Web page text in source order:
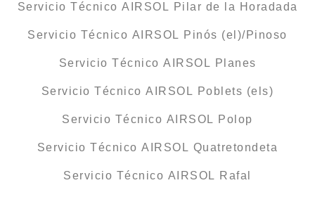
Servicio Técnico AIRSOL Pilar de la Horadada
Servicio Técnico AIRSOL Pinós (el)/Pinoso
Servicio Técnico AIRSOL Planes
Servicio Técnico AIRSOL Poblets (els)
Servicio Técnico AIRSOL Polop
Servicio Técnico AIRSOL Quatretondeta
Servicio Técnico AIRSOL Rafal